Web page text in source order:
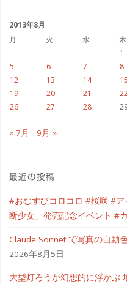
ブ
2013年8月
月
火 水 木
1
5
6 7 8
12
13 14 15
19
20 21
26
27 28
« 7月 9月 »
最近の投稿
#おむすびコロコロ #桜咲 #
断少女」発売記念イベント #
Claude Sonnet で写真の自動
2026年8月5日
大型灯ろうが幻想的に浮かぶ